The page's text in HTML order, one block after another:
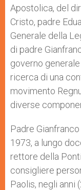
Apostolica, del
Cristo, padre
Generale della
di padre
governo
ricerca di una
movimento
diverse
Padre
1973, a lungo
rettore della
consigliere
Paolis, negli anni